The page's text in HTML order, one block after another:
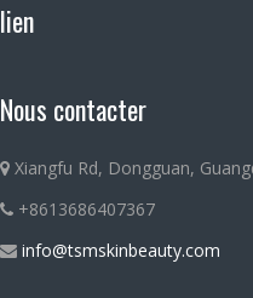
lien
Nous contacter
Xiangfu Rd, Dongguan,
+8613686407367
info@tsmskinbeauty.com